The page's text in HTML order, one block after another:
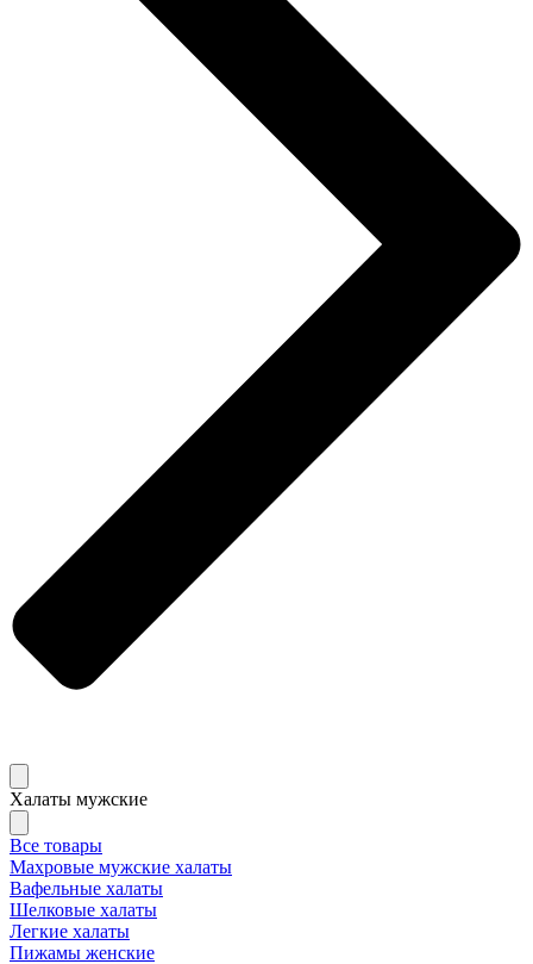
Халаты мужские
Все товары
Махровые мужские халаты
Вафельные халаты
Шелковые халаты
Легкие халаты
Пижамы женские